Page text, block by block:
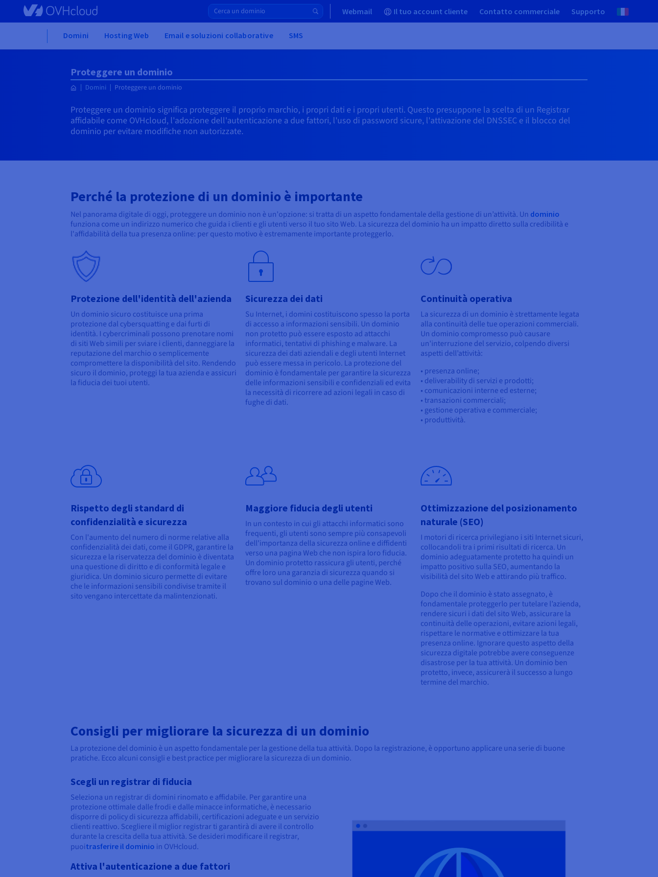
Skip to main content
Webmail Il tuo account cliente Contatto commerciale Supporto
Domini Hosting Web Email e soluzioni collaborative SMS
Proteggere un dominio
Domini Proteggere un dominio
Proteggere un dominio significa proteggere il proprio marchio, i propri dati e i propri utenti. Questo presuppone la scelta di un Registrar
affidabile come OVHcloud, l'adozione dell'autenticazione a due fattori, l'uso di password sicure, l'attivazione del DNSSEC e il blocco del
dominio per evitare modifiche non autorizzate.
Perché la protezione di un dominio è importante
Nel panorama digitale di oggi, proteggere un dominio non è un'opzione: si tratta di un aspetto fondamentale della gestione di un’attività. Un dominio
funziona come un indirizzo numerico che guida i clienti e gli utenti verso il tuo sito Web. La sicurezza del dominio ha un impatto diretto sulla credibilità e
l'affidabilità della tua presenza online: per questo motivo è estremamente importante proteggerlo.
Protezione dell'identità dell'azienda
Un dominio sicuro costituisce una prima
protezione dal cybersquatting e dai furti di
identità. I cybercriminali possono prenotare nomi
di siti Web simili per sviare i clienti, danneggiare la
reputazione del marchio o semplicemente
compromettere la disponibilità del sito. Rendendo
sicuro il dominio, proteggi la tua azienda e assicuri
la fiducia dei tuoi utenti.
Sicurezza dei dati
Su Internet, i domini costituiscono spesso la porta
di accesso a informazioni sensibili. Un dominio
non protetto può essere esposto ad attacchi
informatici, tentativi di phishing e malware. La
sicurezza dei dati aziendali e degli utenti Internet
può essere messa in pericolo. La protezione del
dominio è fondamentale per garantire la sicurezza
delle informazioni sensibili e confidenziali ed evita
la necessità di ricorrere ad azioni legali in caso di
fughe di dati.
Continuità operativa
La sicurezza di un dominio è strettamente legata
alla continuità delle tue operazioni commerciali.
Un dominio compromesso può causare
un'interruzione del servizio, colpendo diversi
aspetti dell’attività:
• presenza online;
• deliverability di servizi e prodotti;
• comunicazioni interne ed esterne;
• transazioni commerciali;
• gestione operativa e commerciale;
• produttività.
Rispetto degli standard di
confidenzialità e sicurezza
Con l'aumento del numero di norme relative alla
confidenzialità dei dati, come il GDPR, garantire la
sicurezza e la riservatezza del dominio è diventata
una questione di diritto e di conformità legale e
giuridica. Un dominio sicuro permette di evitare
che le informazioni sensibili condivise tramite il
sito vengano intercettate da malintenzionati.
Maggiore fiducia degli utenti
In un contesto in cui gli attacchi informatici sono
frequenti, gli utenti sono sempre più consapevoli
dell'importanza della sicurezza online e diffidenti
verso una pagina Web che non ispira loro fiducia.
Un dominio protetto rassicura gli utenti, perché
offre loro una garanzia di sicurezza quando si
trovano sul dominio o una delle pagine Web.
Ottimizzazione del posizionamento
naturale (SEO)
I motori di ricerca privilegiano i siti Internet sicuri,
collocandoli tra i primi risultati di ricerca. Un
dominio adeguatamente protetto ha quindi un
impatto positivo sulla SEO, aumentando la
visibilità del sito Web e attirando più traffico.
Dopo che il dominio è stato assegnato, è
fondamentale proteggerlo per tutelare l’azienda,
rendere sicuri i dati del sito Web, assicurare la
continuità delle operazioni, evitare azioni legali,
rispettare le normative e ottimizzare la tua
presenza online. Ignorare questo aspetto della
sicurezza digitale potrebbe avere conseguenze
disastrose per la tua attività. Un dominio ben
protetto, invece, assicurerà il successo a lungo
termine del marchio.
Consigli per migliorare la sicurezza di un dominio
La protezione del dominio è un aspetto fondamentale per la gestione della tua attività. Dopo la registrazione, è opportuno applicare una serie di buone
pratiche. Ecco alcuni consigli e best practice per migliorare la sicurezza di un dominio.
Scegli un registrar di fiducia
Seleziona un registrar di domini rinomato e affidabile. Per garantire una
protezione ottimale dalle frodi e dalle minacce informatiche, è necessario
disporre di policy di sicurezza affidabili, certificazioni adeguate e un servizio
clienti reattivo. Scegliere il miglior registrar ti garantirà di avere il controllo
durante la crescita della tua attività. Se desideri modificare il registrar,
puoitrasferire il dominio in OVHcloud.
Attiva l'autenticazione a due fattori